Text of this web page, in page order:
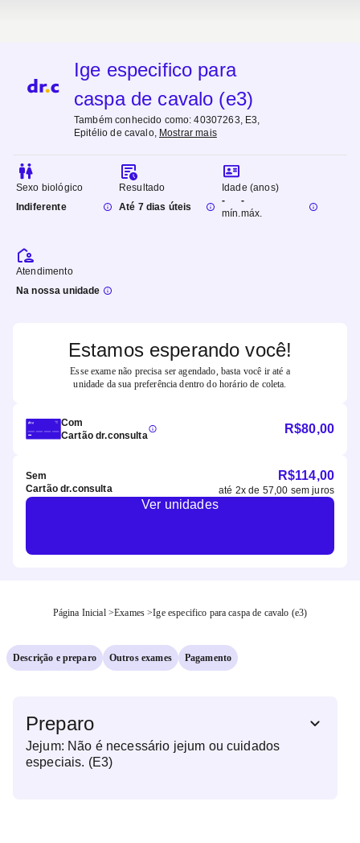
Ige especifico para
caspa de cavalo (e3)
Também conhecido como:40307263, E3,
Epitélio de cavalo, Mostrar mais
Sexo biológico
Indiferente
Resultado
Até 7 dias úteis
Idade (anos)
-
mín.
-
máx.
Atendimento
Na nossa unidade
Estamos esperando você!
Esse exame não precisa ser agendado, basta você ir até a
unidade da sua preferência dentro do horário de coleta.
Com
Cartão dr.consulta
R$80,00
Sem
Cartão dr.consulta
R$114,00
até 2x de 57,00 sem juros
Ver unidades
Página Inicial >Exames >Ige especifico para caspa de cavalo (e3)
Descrição e preparo Outros exames Pagamento
Preparo
Jejum: Não é necessário jejum ou cuidados
especiais. (E3)